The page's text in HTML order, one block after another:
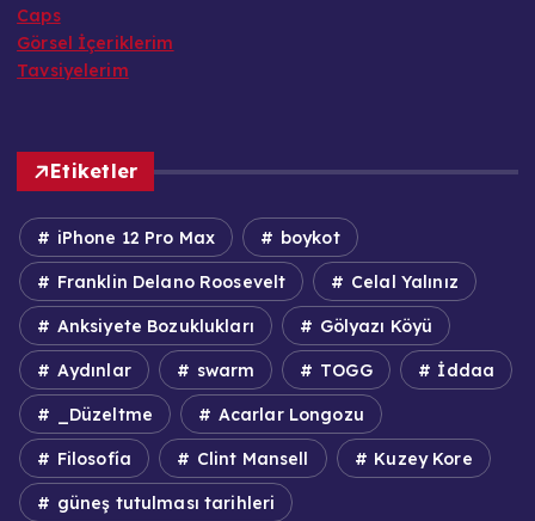
Caps
Görsel İçeriklerim
Tavsiyelerim
Etiketler
iPhone 12 Pro Max boykot
Franklin Delano Roosevelt Celal Yalınız
Anksiyete Bozuklukları Gölyazı Köyü
Aydınlar swarm TOGG İddaa
_Düzeltme Acarlar Longozu
Filosofía Clint Mansell Kuzey Kore
güneş tutulması tarihleri